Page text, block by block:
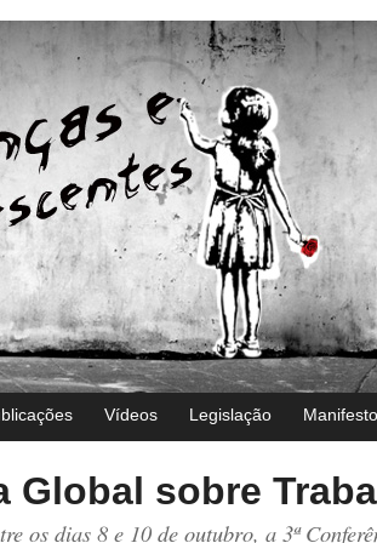
Vídeos Legislação
Global sobre
os dias 8 e 10 de outubro, a 3ª